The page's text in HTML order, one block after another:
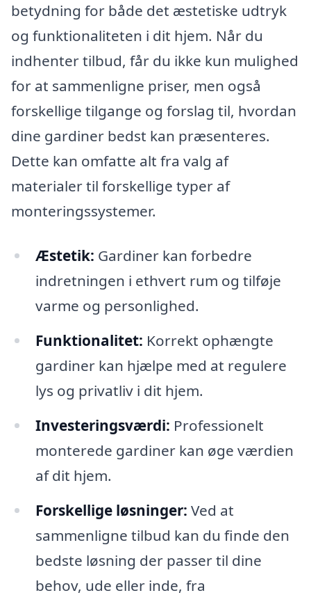
betydning for både det æstetiske udtryk
og funktionaliteten i dit hjem. Når du
indhenter tilbud, får du ikke kun mulighed
for at sammenligne priser, men også
forskellige tilgange og forslag til, hvordan
dine gardiner bedst kan præsenteres.
Dette kan omfatte alt fra valg af
materialer til forskellige typer af
monteringssystemer.
Æstetik: Gardiner kan forbedre
indretningen i ethvert rum og tilføje
varme og personlighed.
Funktionalitet: Korrekt ophængte
gardiner kan hjælpe med at regulere
lys og privatliv i dit hjem.
Investeringsværdi: Professionelt
monterede gardiner kan øge værdien
af dit hjem.
Forskellige løsninger: Ved at
sammenligne tilbud kan du finde den
bedste løsning der passer til dine
behov, ude eller inde, fra